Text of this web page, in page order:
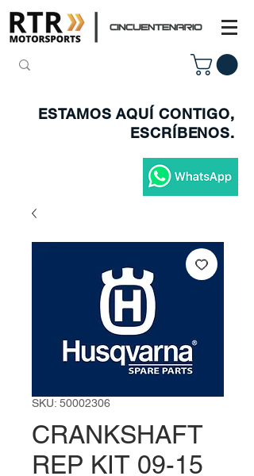
ESTAMOS AQUÍ CONTIGO,
ESCRÍBENOS.
SKU: 50002306
CRANKSHAFT
REP KIT 09-15